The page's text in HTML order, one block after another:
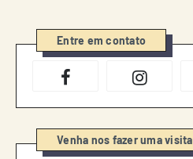
Entre em contato
Venha nos fazer uma visita